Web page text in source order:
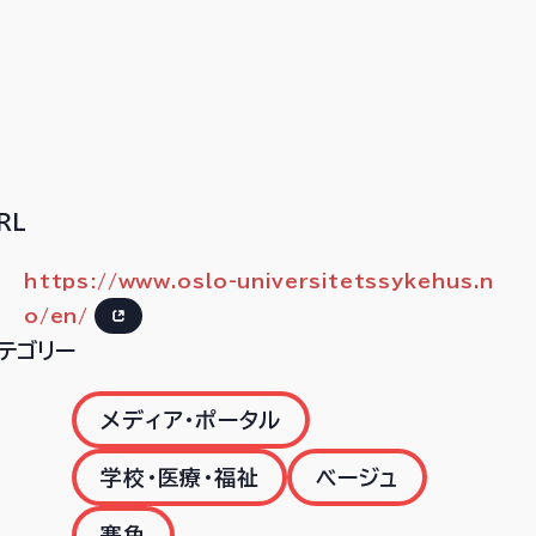
https://www.oslo-universitetssykehus.n
o/en/
ゴリー
メディア・ポータル
学校・医療・福祉 ベージュ